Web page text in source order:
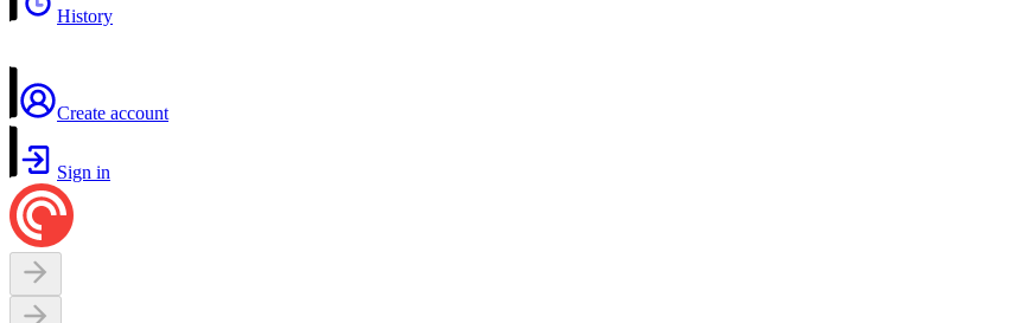
History
Create account
Sign in